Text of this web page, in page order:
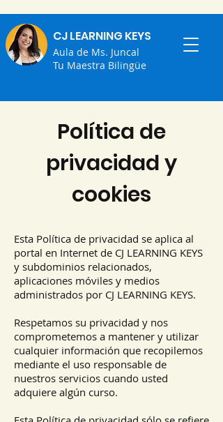
CJ LEARNING KEYS
Aula de Ms. Juncal
Tu Maestra Bilingüe
Política de
privacidad y
cookies
Esta Política de privacidad se aplica al
portal en Internet de CJ LEARNING KEYS
y subdominios relacionados,
aplicaciones móviles y medios
administrados por CJ LEARNING KEYS.
Respetamos su privacidad y nos
comprometemos a mantener y utilizar
cualquier información que recopilemos
mediante el uso responsable de
nuestros servicios cuando usted
adquiere algún curso.